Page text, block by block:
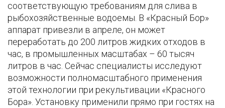
соответствующую требованиям для слива в
рыбохозяйственные водоемы. В «Красный Бор»
аппарат привезли в апреле, он может
переработать до 200 литров жидких отходов в
час, в промышленных масштабах – 60 тысяч
литров в час. Сейчас специалисты исследуют
возможности полномасштабного применения
этой технологии при рекультивации «Красного
Бора». Установку применили прямо при гостях на